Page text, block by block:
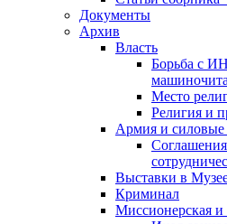
Документы
Архив
Власть
Борьба с
Место
Религия и
Армия и силовые
Выставки в
Криминал
Миссионерская и